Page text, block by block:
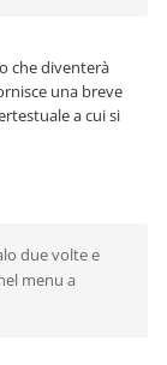
che diventerà
una breve
a cui si
due volte e
menu a